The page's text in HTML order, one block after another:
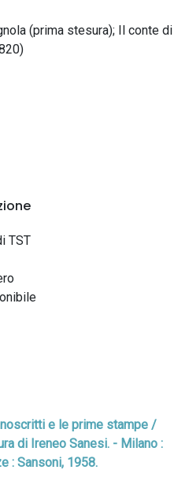
(prima stesura); Il conte di
TST
e le prime stampe /
di Ireneo Sanesi. - Milano :
: Sansoni, 1958.